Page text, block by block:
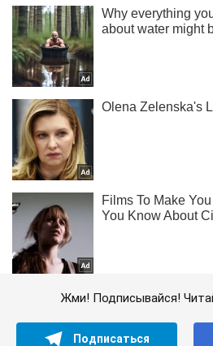
Жми! Подписывайся!
Подписаться